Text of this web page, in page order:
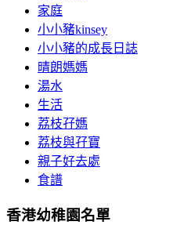
家庭
小小豬kinsey
小小豬的成長日誌
晴朗媽媽
湯水
生活
荔枝孖媽
荔枝與孖寶
親子好去處
食譜
香港幼稚園名單